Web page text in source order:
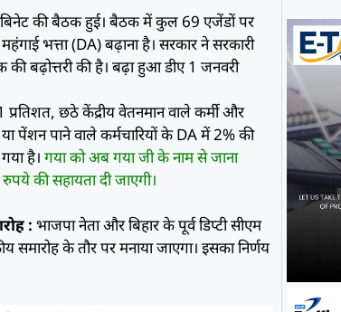
की बैठक हुई। बैठक में कुल 69 एजेंडों पर
भत्ता (DA) बढ़ाना है। सरकार ने सरकारी
बढ़ोत्तरी की है। बढ़ा हुआ डीए 1 जनवरी
छठे केंद्रीय वेतनमान वाले कर्मी और
पाने वाले कर्मचारियों के DA में 2% की
है।गया को अब गया जी के नाम से जाना
की सहायता दी जाएगी।
: भाजपा नेता और बिहार के पूर्व डिप्टी सीएम
के तौर पर मनाया जाएगा। इसका निर्णय